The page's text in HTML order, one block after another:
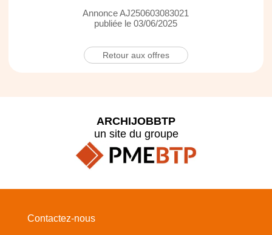
Annonce AJ250603083021
publiée le 03/06/2025
Retour aux offres
ARCHIJOBBTP
un site du groupe
Contactez-nous